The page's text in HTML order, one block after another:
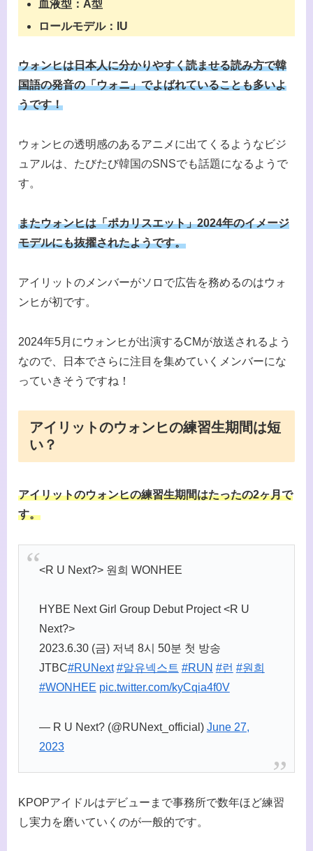
血液型：A型
ロールモデル：IU
ウォンヒは日本人に分かりやすく読ませる読み方で韓
国語の発音の「ウォニ」でよばれていることも多いよ
うです！
ウォンヒの透明感のあるアニメに出てくるようなビジ
ュアルは、たびたび韓国のSNSでも話題になるようで
す。
またウォンヒは「ポカリスエット」2024年のイメージ
モデルにも抜擢されたようです。
アイリットのメンバーがソロで広告を務めるのはウォ
ンヒが初です。
2024年5月にウォンヒが出演するCMが放送されるよう
なので、日本でさらに注目を集めていくメンバーにな
っていきそうですね！
アイリットのウォンヒの練習生期間は短
い？
アイリットのウォンヒの練習生期間はたったの2ヶ月で
す。
<R U Next?> 원희 WONHEE
HYBE Next Girl Group Debut Project <R U
Next?>
2023.6.30 (금) 저녁 8시 50분 첫 방송
JTBC#RUNext #알유넥스트 #RUN #런 #원희
#WONHEE pic.twitter.com/kyCqia4f0V
— R U Next? (@RUNext_official) June 27,
2023
KPOPアイドルはデビューまで事務所で数年ほど練習
し実力を磨いていくのが一般的です。